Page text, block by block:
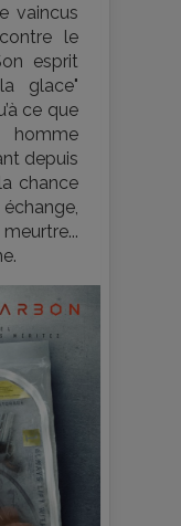
vaincus
le
esprit
glace"
ce que
depuis
chance